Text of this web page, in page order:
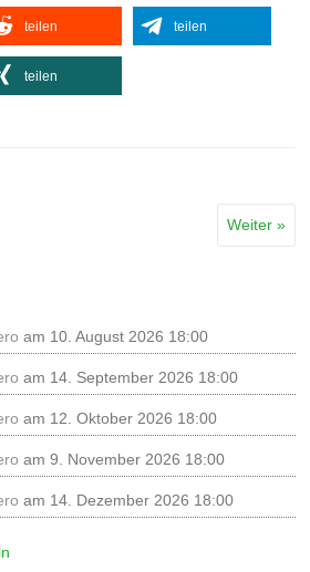
teilen teilen
teilen
Weiter »
am 10. August 2026 18:00
am 14. September 2026 18:00
am 12. Oktober 2026 18:00
am 9. November 2026 18:00
am 14. Dezember 2026 18:00